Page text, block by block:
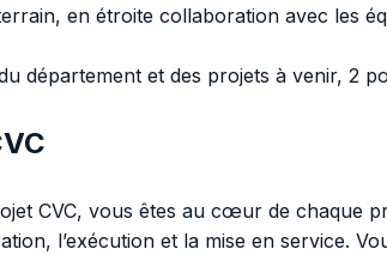
en étroite collaboration avec les
département et des projets à venir, 2
CVC, vous êtes au cœur de chaque
l’exécution et la mise en service.